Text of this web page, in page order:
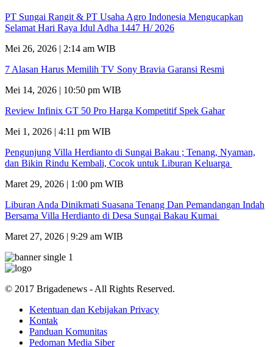
PT Sungai Rangit & PT Usaha Agro Indonesia Mengucapkan
Selamat Hari Raya Idul Adha 1447 H/ 2026
Mei 26, 2026 | 2:14 am WIB
7 Alasan Harus Memilih TV Sony Bravia Garansi Resmi
Mei 14, 2026 | 10:50 pm WIB
Review Infinix GT 50 Pro Harga Kompetitif Spek Gahar
Mei 1, 2026 | 4:11 pm WIB
Pengunjung Villa Herdianto di Sungai Bakau ; Tenang, Nyaman,
dan Bikin Rindu Kembali, Cocok untuk Liburan Keluarga
Maret 29, 2026 | 1:00 pm WIB
Liburan Anda Dinikmati Suasana Tenang Dan Pemandangan Indah
Bersama Villa Herdianto di Desa Sungai Bakau Kumai
Maret 27, 2026 | 9:29 am WIB
© 2017 Brigadenews - All Rights Reserved.
Ketentuan dan Kebijakan Privacy
Kontak
Panduan Komunitas
Pedoman Media Siber